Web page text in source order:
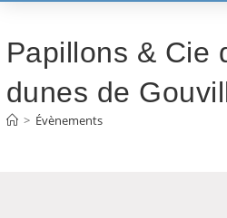
Papillons & Cie
dunes de
> Évènements